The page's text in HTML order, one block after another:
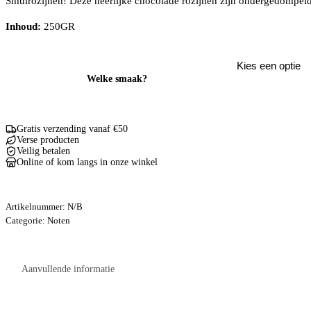
Inhoud: 250GR
Welke smaak?
Gratis verzending vanaf €50
Verse producten
Veilig betalen
Online of kom langs in onze winkel
Artikelnummer: N/B
Categorie: Noten
Aanvullende informatie